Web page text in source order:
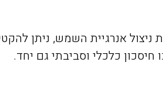
אנרגיית השמש, ניתן
כלכלי וסביבתי גם יחד.